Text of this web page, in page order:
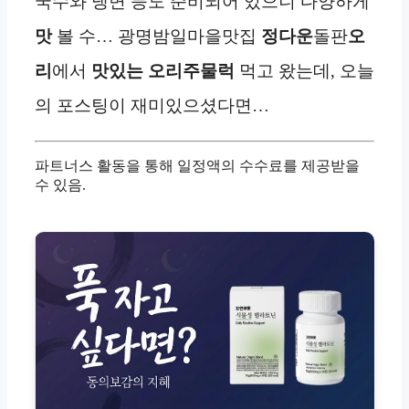
맛볼 수… 광명밤일마을맛집 정다운돌판오
리 에서 맛있는 오리주물럭 먹고 왔는데, 오늘
의 포스팅이 재미있으셨다면…
파트너스 활동을 통해 일정액의 수수료를 제공받을
수 있음.